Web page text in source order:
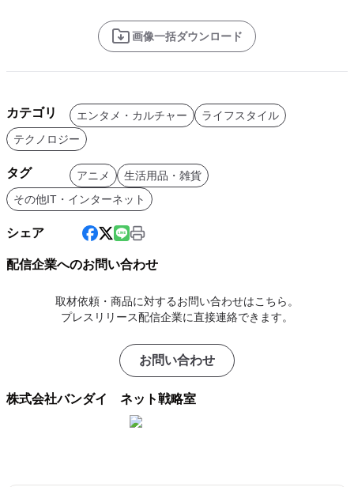
画像一括ダウンロード
カテゴリ エンタメ・カルチャー
ライフスタイル
テクノロジー
タグ アニメ
生活用品・雑貨
その他IT・インターネット
シェア
配信企業へのお問い合わせ
取材依頼・商品に対するお問い合わせはこちら。
プレスリリース配信企業に直接連絡できます。
お問い合わせ
株式会社バンダイ ネット戦略室